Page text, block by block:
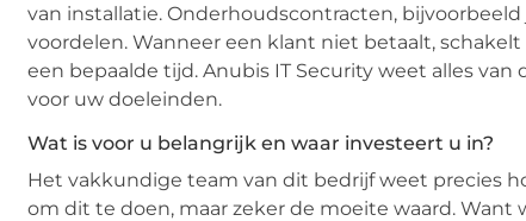
van installatie. Onderhoudscontracten,
voordelen. Wanneer een klant niet betaalt,
een bepaalde tijd. Anubis IT Security weet alles
voor uw doeleinden.
Wat is voor u belangrijk en waar investeert u in?
Het vakkundige team van dit bedrijf weet precies
om dit te doen, maar zeker de moeite waard.